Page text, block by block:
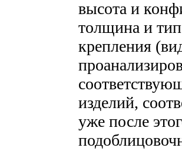
высота и
толщина и
крепления
изделий,
уже после